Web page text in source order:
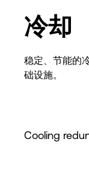
冷却
稳定、节能的
础设施。
Cooling